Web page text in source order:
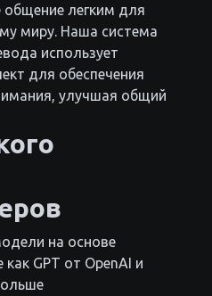
легким для
миру. Наша система
использует
для обеспечения
улучшая общий
на основе
GPT от OpenAI и